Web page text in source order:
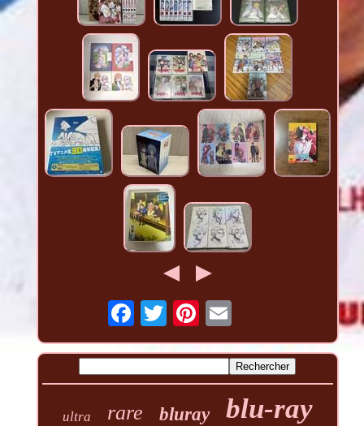
ultra rare bluray blu-ray